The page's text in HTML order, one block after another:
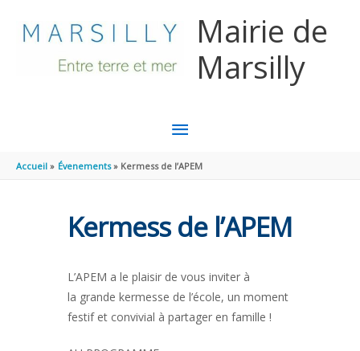
Mairie de
Marsilly
MENU
PRINCIPAL
Accueil Évenements Kermess de l’APEM
Kermess de l’APEM
L’APEM a le plaisir de vous inviter à
la grande kermesse de l’école, un moment
festif et convivial à partager en famille !